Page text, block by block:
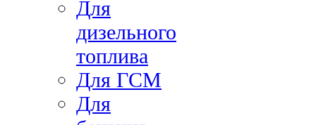
Для
дизельного
топлива
Для ГСМ
Для